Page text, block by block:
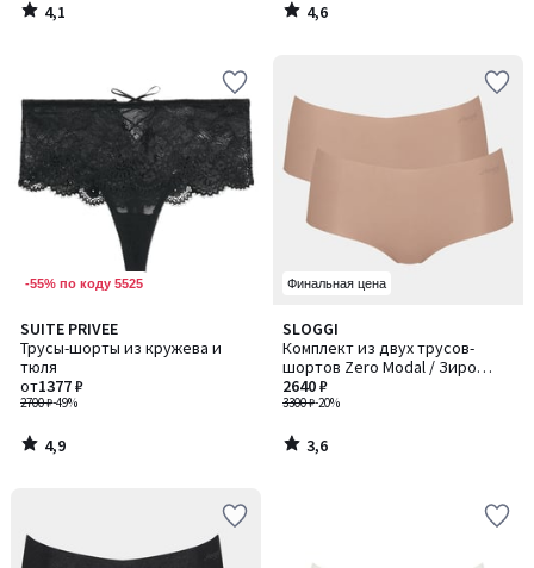
4,1
/
4,6
/
-55% по коду 5525
SUITE PRIVEE
Трусы-шорты из кружева и
тюля
2700 ₽-49%
от1377 ₽
4,9
/ 5
4,9
/
Финальная цена
SLOGGI
Комплект из двух трусов-
шортов Zero Modal / Зиро
Модал
3300 ₽-20%
2640 ₽
3,6
/ 5
3,6
/